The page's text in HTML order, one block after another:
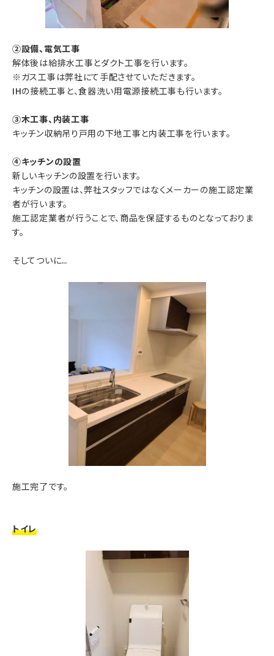
②設備、電気工事
解体後は給排水工事とダクト工事を行います。
※ガス工事は弊社にて手配させていただきます。
IHの接続工事と、食器洗い用電源接続工事も行います。
③木工事、内装工事
キッチン収納吊り戸用の下地工事と内装工事を行います。
④キッチンの設置
新しいキッチンの設置を行います。
キッチンの設置は、弊社スタッフではなくメーカーの施工認定業
者が行います。
施工認定業者が行うことで、商品を保証するものとなっておりま
す。
そしてついに…
施工完了です。
トイレ